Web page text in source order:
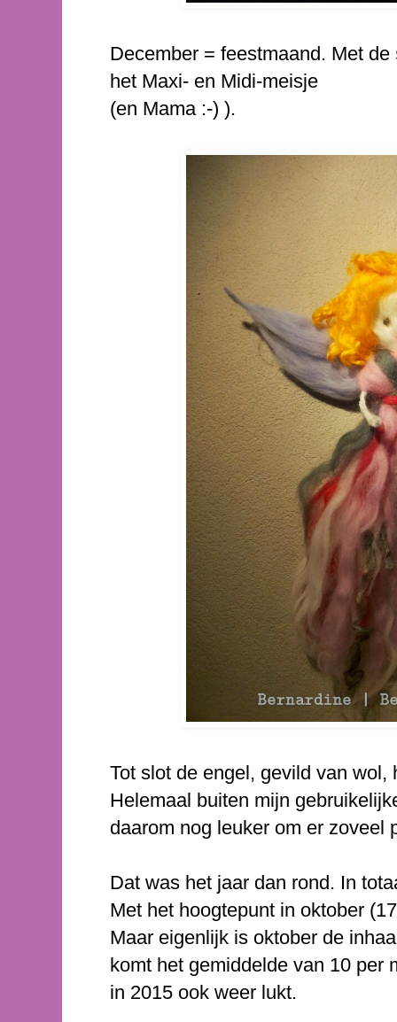
December = feestmaand. Met de
het Maxi- en Midi-meisje
(en Mama :-) ).
Tot slot de engel, gevild van
Helemaal buiten mijn
daarom nog leuker om er zoveel
Dat was het jaar dan rond. In
Met het hoogtepunt in oktober
Maar eigenlijk is oktober de
komt het gemiddelde van 10 per
in 2015 ook weer lukt.